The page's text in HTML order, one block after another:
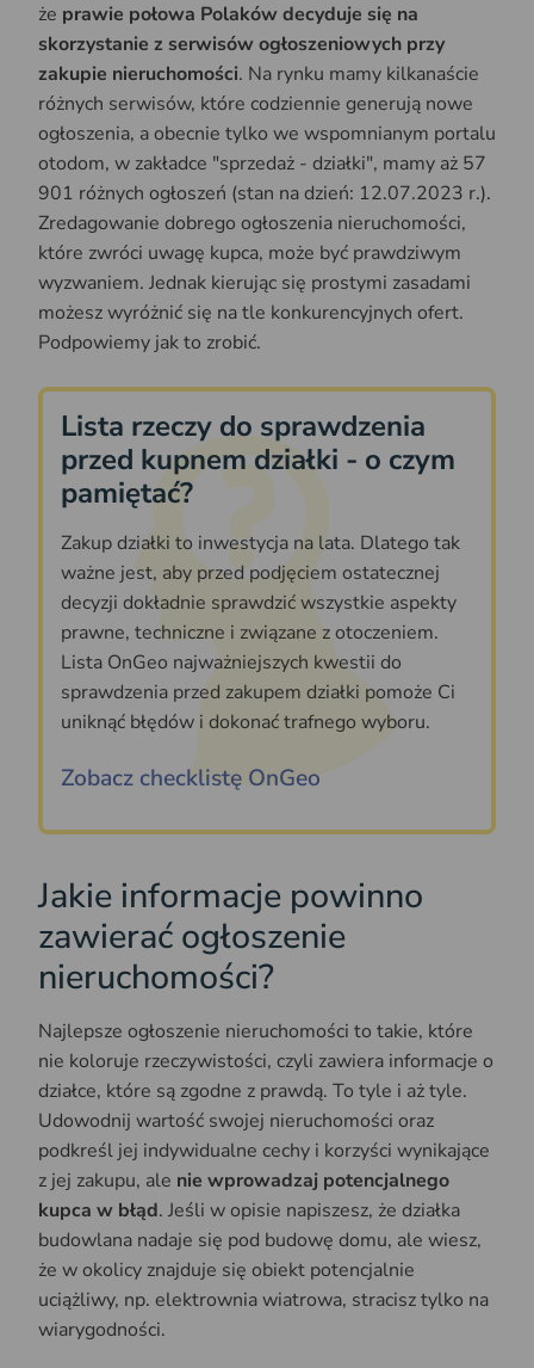
że prawie połowa Polaków decyduje się na
skorzystanie z serwisów ogłoszeniowych przy
zakupie nieruchomości. Na rynku mamy kilkanaście
różnych serwisów, które codziennie generują nowe
ogłoszenia, a obecnie tylko we wspomnianym portalu
otodom, w zakładce "sprzedaż - działki", mamy aż 57
901 różnych ogłoszeń (stan na dzień: 12.07.2023 r.).
Zredagowanie dobrego ogłoszenia nieruchomości,
które zwróci uwagę kupca, może być prawdziwym
wyzwaniem. Jednak kierując się prostymi zasadami
możesz wyróżnić się na tle konkurencyjnych ofert.
Podpowiemy jak to zrobić.
Lista rzeczy do sprawdzenia
przed kupnem działki - o czym
pamiętać?
Zakup działki to inwestycja na lata. Dlatego tak
ważne jest, aby przed podjęciem ostatecznej
decyzji dokładnie sprawdzić wszystkie aspekty
prawne, techniczne i związane z otoczeniem.
Lista OnGeo najważniejszych kwestii do
sprawdzenia przed zakupem działki pomoże Ci
uniknąć błędów i dokonać trafnego wyboru.
Zobacz checklistę OnGeo
Jakie informacje powinno
zawierać ogłoszenie
nieruchomości?
Najlepsze ogłoszenie nieruchomości to takie, które
nie koloruje rzeczywistości, czyli zawiera informacje o
działce, które są zgodne z prawdą. To tyle i aż tyle.
Udowodnij wartość swojej nieruchomości oraz
podkreśl jej indywidualne cechy i korzyści wynikające
z jej zakupu, ale nie wprowadzaj potencjalnego
kupca w błąd. Jeśli w opisie napiszesz, że działka
budowlana nadaje się pod budowę domu, ale wiesz,
że w okolicy znajduje się obiekt potencjalnie
uciążliwy, np. elektrownia wiatrowa, stracisz tylko na
wiarygodności.